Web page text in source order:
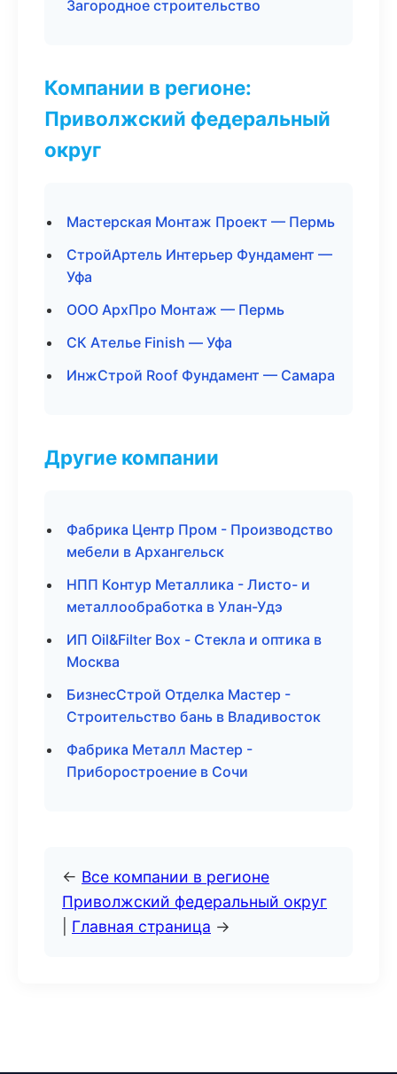
Загородное строительство
Компании в регионе:
Приволжский федеральный
округ
Мастерская Монтаж Проект — Пермь
СтройАртель Интерьер Фундамент —
Уфа
ООО АрхПро Монтаж — Пермь
СК Ателье Finish — Уфа
ИнжСтрой Roof Фундамент — Самара
Другие компании
Фабрика Центр Пром - Производство
мебели в Архангельск
НПП Контур Металлика - Листо- и
металлообработка в Улан-Удэ
ИП Oil&Filter Box - Стекла и оптика в
Москва
БизнесСтрой Отделка Мастер -
Строительство бань в Владивосток
Фабрика Металл Мастер -
Приборостроение в Сочи
← Все компании в регионе
Приволжский федеральный округ
Главная страница →